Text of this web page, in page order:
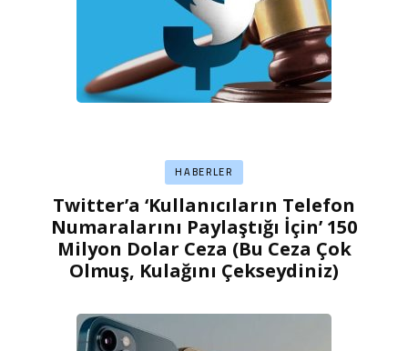
HABERLER
Twitter’a ‘Kullanıcıların Telefon
Numaralarını Paylaştığı İçin’ 150
Milyon Dolar Ceza (Bu Ceza Çok
Olmuş, Kulağını Çekseydiniz)